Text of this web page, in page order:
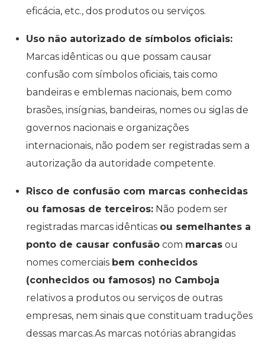
eficácia, etc., dos produtos ou serviços.
Uso não autorizado de símbolos oficiais:
Marcas idênticas ou que possam causar
confusão com símbolos oficiais, tais como
bandeiras e emblemas nacionais, bem como
brasões, insígnias, bandeiras, nomes ou siglas de
governos nacionais e organizações
internacionais, não podem ser registradas sem a
autorização da autoridade competente.
Risco de confusão com marcas conhecidas
ou famosas de terceiros: Não podem ser
registradas marcas idênticas ou semelhantes a
ponto de causar confusão com marcas ou
nomes comerciais bem conhecidos
(conhecidos ou famosos) no Camboja
relativos a produtos ou serviços de outras
empresas, nem sinais que constituam traduções
dessas marcas.As marcas notórias abrangidas